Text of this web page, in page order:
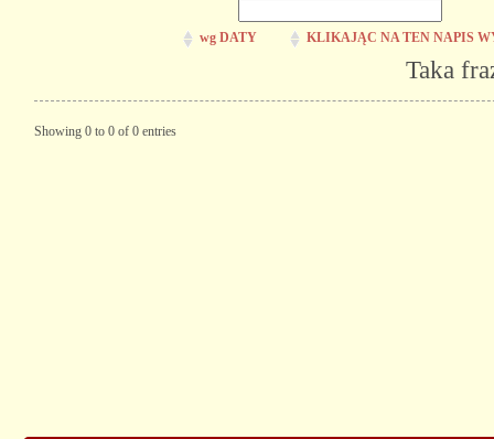
wg DATY KLIKAJĄC NA TEN NAPIS
Taka
Showing 0 to 0 of 0 entries